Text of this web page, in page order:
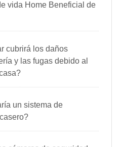
vida Home Beneficial de
cubrirá los daños
y las fugas debido al
un sistema de